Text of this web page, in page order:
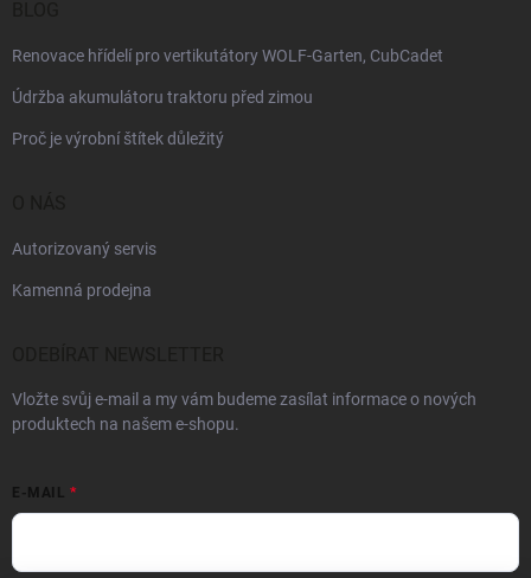
Renovace hřídelí pro vertikutátory WOLF-Garten, CubCadet
Údržba akumulátoru traktoru před zimou
Proč je výrobní štítek důležitý
Autorizovaný servis
Kamenná prodejna
Vložte svůj e-mail a my vám budeme zasílat informace o nových
produktech na našem e-shopu.
E-MAIL